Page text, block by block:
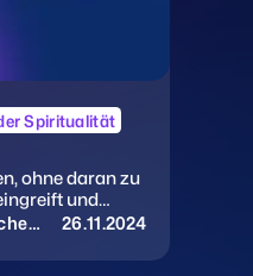
Spiritualität
ohne daran zu
und
Bedeutung
bis zum
auf deine
26.11.2024